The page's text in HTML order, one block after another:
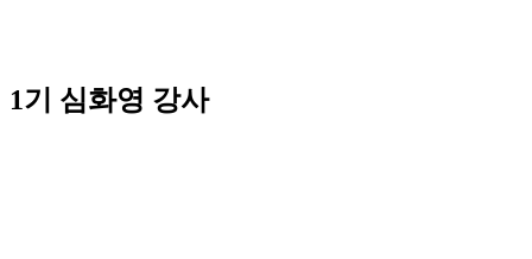
1기 심화영 강사